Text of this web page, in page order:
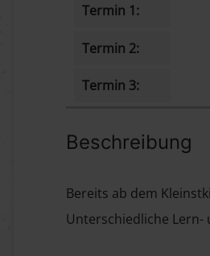
Termin 1:
Termin 2:
Termin 3:
Beschreibung
Bereits ab dem
Unterschiedliche Lern-